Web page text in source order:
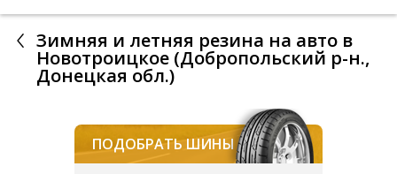
Зимняя и летняя резина на авто в
Новотроицкое (Добропольский р-н.,
Донецкая обл.)
ПОДОБРАТЬ ШИНЫ